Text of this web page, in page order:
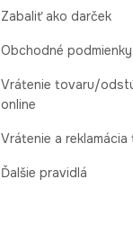
Zabaliť ako darček
Obchodné podmienky
Vrátenie tovaru/
online
Vrátenie a reklamácia
Ďalšie pravidlá